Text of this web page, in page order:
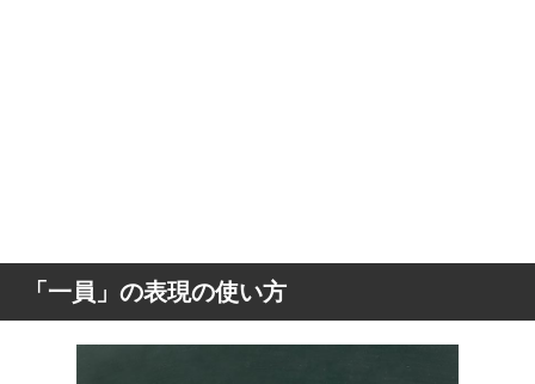
「一員」の表現の使い方